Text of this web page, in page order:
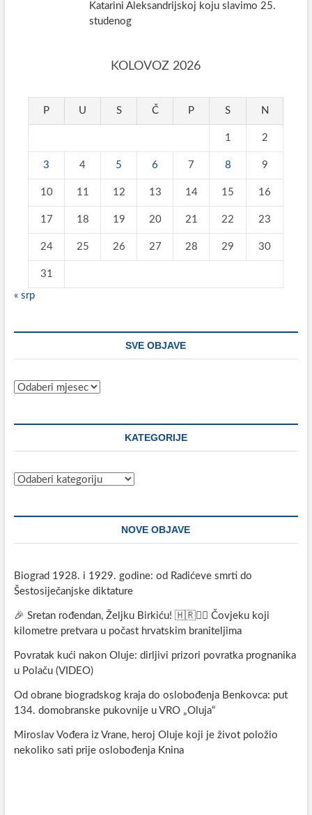
Katarini Aleksandrijskoj koju slavimo 25.
studenog
KOLOVOZ 2026
P U S Č P S N
1 2
3 4 5 6 7 8 9
10 11 12 13 14 15 16
17 18 19 20 21 22 23
24 25 26 27 28 29 30
31
« srp
SVE OBJAVE
Sve
KATEGORIJE
Kategorije
NOVE OBJAVE
Biograd 1928. i 1929. godine: od Radićeve smrti do
Šestosiječanjske diktature
🎉 Sretan rođendan, Željku Birkiću! 🇭🇷🏃‍♂️ Čovjeku koji
kilometre pretvara u počast hrvatskim braniteljima
Povratak kući nakon Oluje: dirljivi prizori povratka prognanika
u Polaču (VIDEO)
Od obrane biogradskog kraja do oslobođenja Benkovca: put
134. domobranske pukovnije u VRO „Oluja“
Miroslav Vođera iz Vrane, heroj Oluje koji je život položio
nekoliko sati prije oslobođenja Knina